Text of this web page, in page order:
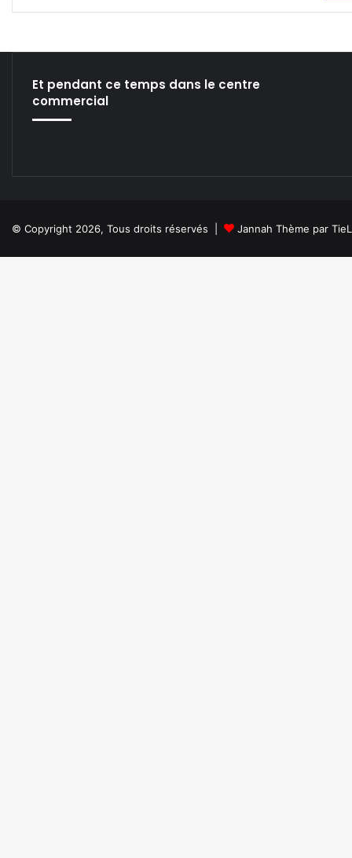
Et pendant ce temps dans le centre
commercial
© Copyright 2026, Tous droits réservés | Jannah Thème par